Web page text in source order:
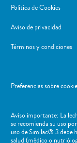
Política de Cookies
Aviso de privacidad
Términos y condiciones
Preferencias sobre
Aviso importante: La
se recomienda su uso
uso de Similac® 3 debe
salud (médico o